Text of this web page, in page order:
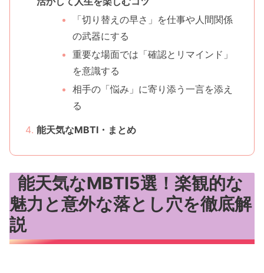
「切り替えの早さ」を仕事や人間関係
の武器にする
重要な場面では「確認とリマインド」
を意識する
相手の「悩み」に寄り添う一言を添え
る
能天気なMBTI・まとめ
能天気なMBTI5選！楽観的な
魅力と意外な落とし穴を徹底解
説